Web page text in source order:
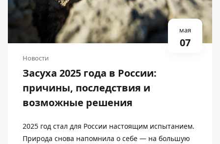
мая
07
Новости
Засуха 2025 года в России:
причины, последствия и
возможные решения
2025 год стал для России настоящим испытанием.
Природа снова напомнила о себе — на большую